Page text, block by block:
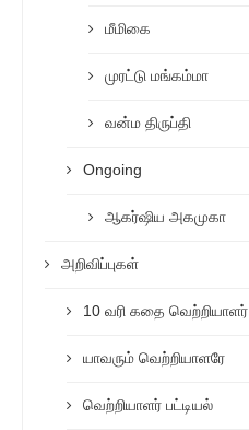
மீமிகை
முரட்டு மங்கம்மா
வன்ம திருப்தி
Ongoing
ஆகர்ஷிய அகமுகா
அறிவிப்புகள்
10 வரி கதை வெற்றியாளர்
யாவரும் வெற்றியாளரே
வெற்றியாளர் பட்டியல்